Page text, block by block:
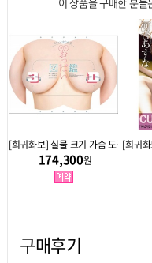
이 상품을 구매한 분
[희귀화보] 실물 크기 가슴 도감 3D -
174,300원
[희귀
구매후기